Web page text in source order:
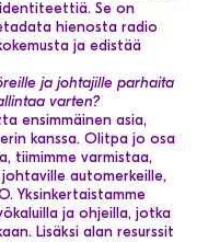
Se on
hienosta radio
ja edistää
ja johtajille parhaita
varten?
ensimmäinen asia,
kanssa. Olitpa jo osa
tiimimme varmistaa,
automerkeille,
Yksinkertaistamme
ja ohjeilla, jotka
Lisäksi alan resurssit